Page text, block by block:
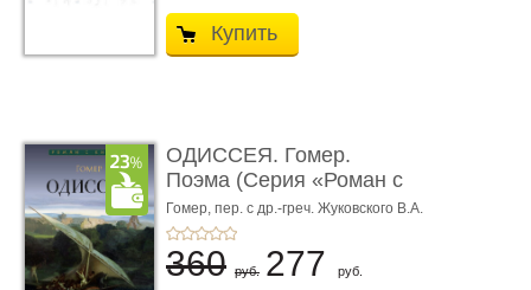
Купить
ОДИССЕЯ. Гомер.
Поэма (Серия «Роман с
книгой»)
Гомер, пер. с др.-греч. Жуковского В.А.
360 руб. 277 руб.